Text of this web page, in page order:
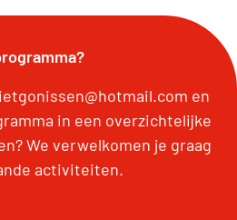
en
in een overzichtelijke
We verwelkomen je graag
activiteiten.